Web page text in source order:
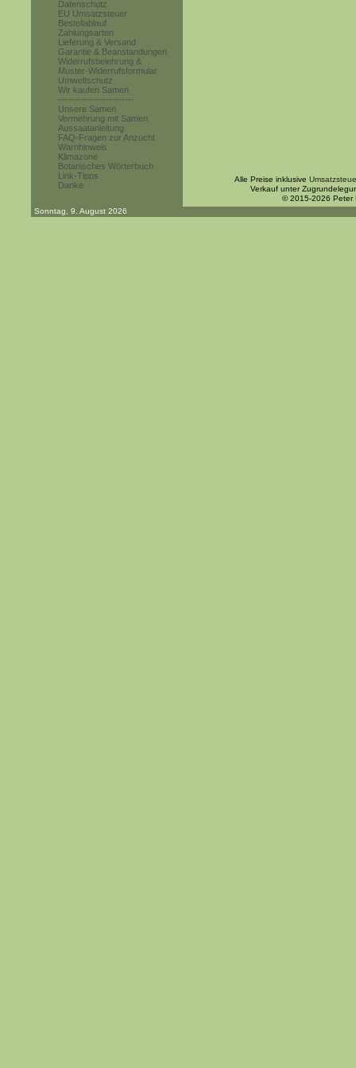
Datenschutz
EU Umsatzsteuer
Bestellablauf
Zahlungsarten
Lieferung & Versand
Garantie & Beanstandungen
Widerrufsbelehrung &
Muster-Widerrufsformular
Umweltschutz
Wir kaufen Samen
------------------------
Unsere Samen
Vermehrung mit Samen
Aussaatanleitung
FAQ-Fragen zur Anzucht
Warnhinweis
Klimazone
Botanisches Wörterbuch
Link-Tipps
Danke
Alle Preise inklusive
Verkauf unter
© 2015-2026 Peter
Sonntag, 9. August 2026